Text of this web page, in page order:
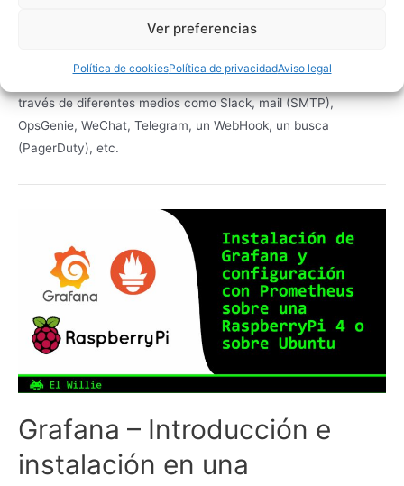
Ver preferencias
Política de cookiesPolítica de privacidadAviso legal
El AlertManager es un gestor de Alertas para clientes como
inhibirlas, silenciarlas (si aplica), enrutarlas, y de notificar a
través de diferentes medios como Slack, mail (SMTP),
OpsGenie, WeChat, Telegram, un WebHook, un busca
(PagerDuty), etc.
Grafana – Introducción e
instalación en una